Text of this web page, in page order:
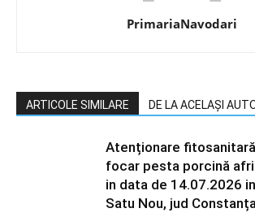
PrimariaNavodari
ARTICOLE SIMILARE DE LA ACELAȘI
Atenționare
focar pesta porcină
in data de 14.07.2026
Satu Nou, jud